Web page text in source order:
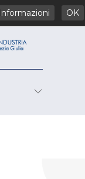
OK